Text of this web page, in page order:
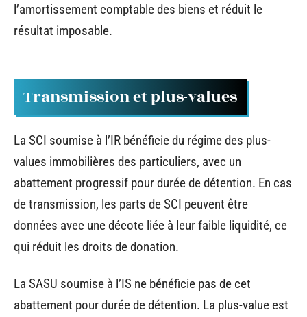
l’amortissement comptable des biens et réduit le
résultat imposable.
Transmission et plus-values
La SCI soumise à l’IR bénéficie du régime des plus-
values immobilières des particuliers, avec un
abattement progressif pour durée de détention. En cas
de transmission, les parts de SCI peuvent être
données avec une décote liée à leur faible liquidité, ce
qui réduit les droits de donation.
La SASU soumise à l’IS ne bénéficie pas de cet
abattement pour durée de détention. La plus-value est